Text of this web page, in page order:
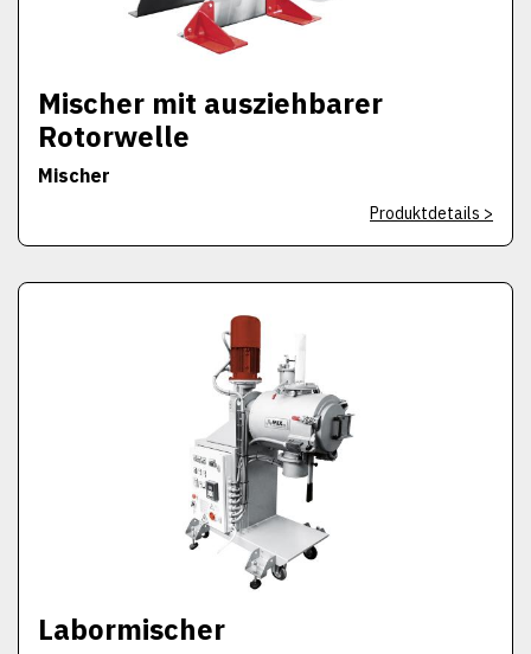
Mischer mit ausziehbarer
Rotorwelle
Mischer
Produktdetails >
Labormischer